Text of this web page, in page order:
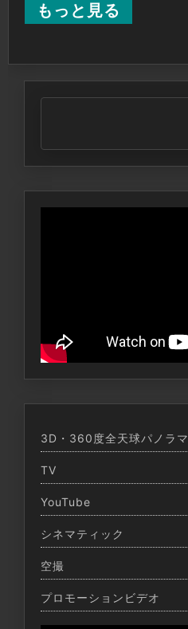
もっと見る
3D・360度全天球パノラマ
TV
YouTube
シネマティック
空撮
プロモーションビデオ